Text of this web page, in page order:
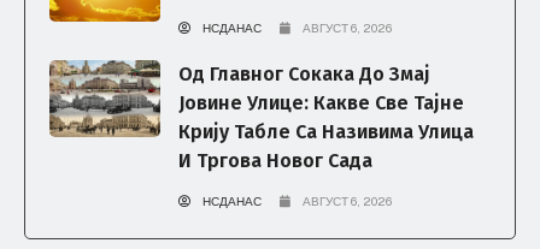
НСДАНАС АВГУСТ 6, 2026
Од Главног Сокака До Змај
Јовине Улице: Какве Све Тајне
Крију Табле Са Називима Улица
И Тргова Новог Сада
НСДАНАС АВГУСТ 6, 2026